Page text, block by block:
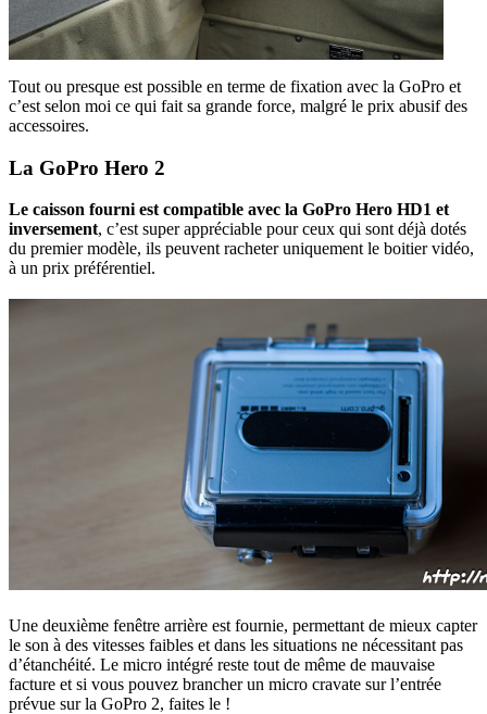
Tout ou presque est possible en terme de fixation avec la GoPro et
c’est selon moi ce qui fait sa grande force, malgré le prix abusif des
accessoires.
La GoPro Hero 2
Le caisson fourni est compatible avec la GoPro Hero HD1 et
inversement, c’est super appréciable pour ceux qui sont déjà dotés
du premier modèle, ils peuvent racheter uniquement le boitier vidéo,
à un prix préférentiel.
Une deuxième fenêtre arrière est fournie, permettant de mieux capter
le son à des vitesses faibles et dans les situations ne nécessitant pas
d’étanchéité. Le micro intégré reste tout de même de mauvaise
facture et si vous pouvez brancher un micro cravate sur l’entrée
prévue sur la GoPro 2, faites le !